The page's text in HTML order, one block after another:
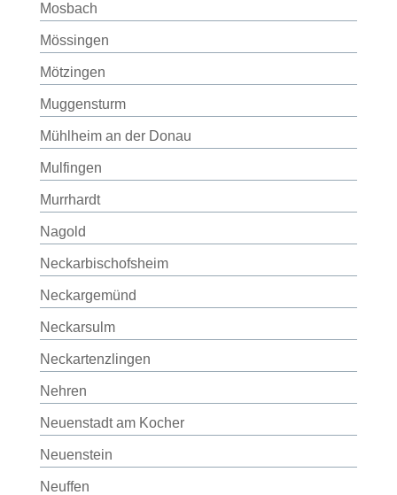
Mosbach
Mössingen
Mötzingen
Muggensturm
Mühlheim an der Donau
Mulfingen
Murrhardt
Nagold
Neckarbischofsheim
Neckargemünd
Neckarsulm
Neckartenzlingen
Nehren
Neuenstadt am Kocher
Neuenstein
Neuffen